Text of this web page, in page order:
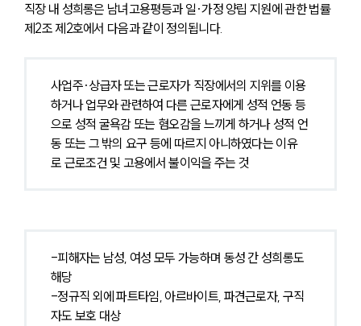
직장 내 성희롱은 남녀고용평등과 일·가정 양립 지원에 관한 법률
제2조 제2호에서 다음과 같이 정의됩니다.
사업주·상급자 또는 근로자가 직장에서의 지위를 이용
하거나 업무와 관련하여 다른 근로자에게 성적 언동 등
으로 성적 굴욕감 또는 혐오감을 느끼게 하거나 성적 언
동 또는 그 밖의 요구 등에 따르지 아니하였다는 이유
로 근로조건 및 고용에서 불이익을 주는 것
-피해자는 남성, 여성 모두 가능하며 동성 간 성희롱도
해당
-정규직 외에 파트타임, 아르바이트, 파견근로자, 구직
자도 보호 대상